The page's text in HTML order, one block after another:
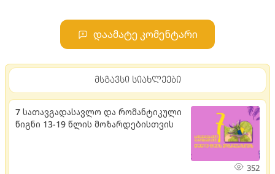
დაამატე კომენტარი
მსგავსი სიახლეები
7 სათავგადასავლო და რომანტიკული
წიგნი 13-19 წლის მოზარდებისთვის
352